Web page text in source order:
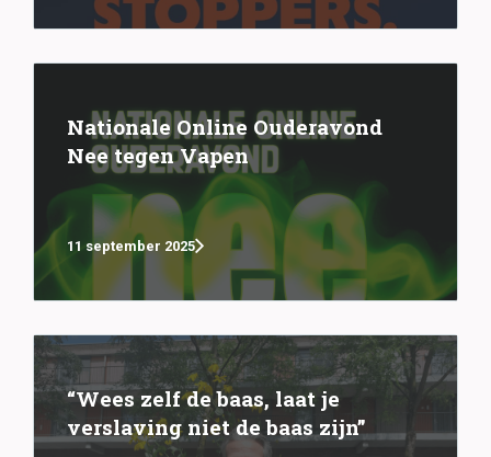
Nationale Online Ouderavond
Nee tegen Vapen
11 september 2025
“Wees zelf de baas, laat je
verslaving niet de baas zijn”